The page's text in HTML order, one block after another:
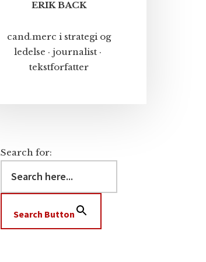
ERIK BACK
cand.merc i strategi og
ledelse · journalist ·
tekstforfatter
Search for:
Search Button